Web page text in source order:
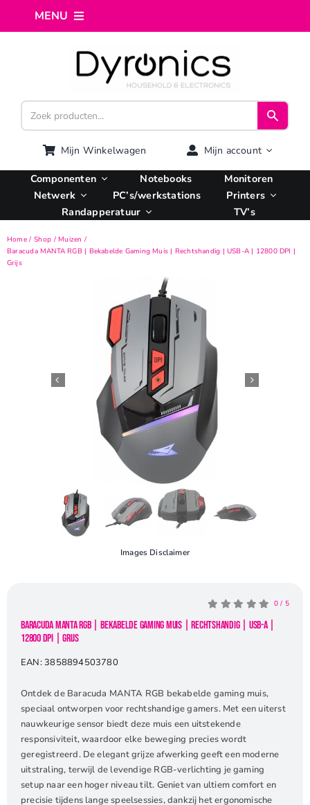
MENU
Webshop
Computer reparatie
AI Integratie
Hosting
Contact
Mijn Winkelwagen Mijn account
Componenten Notebooks
Monitoren
Netwerk
PC’s/werkstations
Printers
Randapperatuur
TV’s
Home Shop
Muizen
Baracuda MANTA RGB | Bekabelde Gaming Muis | Rechtshandig | USB-A | 12800 DPI |
Grijs
Images Disclaimer
0 / 5
Baracuda MANTA RGB | Bekabelde Gaming Muis | Rechtshandig | USB-A |
12800 DPI | Grijs
EAN: 3858894503780
Ontdek de Baracuda MANTA RGB bekabelde gaming muis,
speciaal ontworpen voor rechtshandige gamers. Met een uiterst
nauwkeurige sensor biedt deze muis een uitstekende
responsiviteit, waardoor elke beweging precies wordt
geregistreerd. De elegant grijze afwerking geeft een moderne
uitstraling, terwijl de levendige RGB-verlichting je gaming
setup naar een hoger niveau tilt. Geniet van ultiem comfort en
precisie tijdens lange speelsessies, dankzij het ergonomische